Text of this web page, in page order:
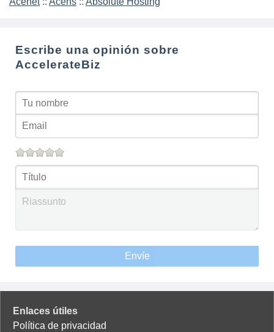
Escribe una opinión sobre
AccelerateBiz
Envíe
Enlaces útiles
Política de privacidad